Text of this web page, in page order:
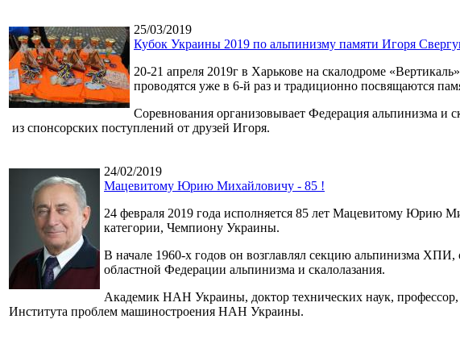
25/03/2019
Кубок Украины 2019 по альпинизму памяти Игоря
20-21 апреля 2019г в Харькове на скалодроме
проводятся уже в 6-й раз и традиционно посвящаются
Соревнования организовывает Федерация альпинизма
из спонсорских поступлений от друзей Игоря.
24/02/2019
Мацевитому Юрию Михайловичу - 85 !
24 февраля 2019 года исполняется 85 лет Мацевитому Юрию
категории, Чемпиону Украины.
В начале 1960-х годов он возглавлял секцию альпинизма
областной Федерации альпинизма и скалолазания.
Академик НАН Украины, доктор технических наук,
Института проблем машиностроения НАН Украины.